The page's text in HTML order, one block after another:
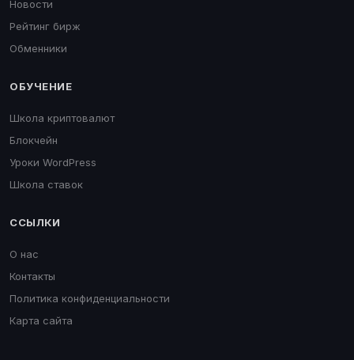
Новости
Рейтинг бирж
Обменники
ОБУЧЕНИЕ
Школа криптовалют
Блокчейн
Уроки WordPress
Школа ставок
ССЫЛКИ
О нас
Контакты
Политика конфиденциальности
Карта сайта